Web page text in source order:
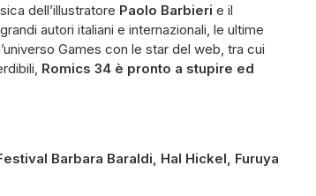
dell’illustratore Paolo Barbieri e il
autori italiani e internazionali, le ultime
Games con le star del web, tra cui
Romics 34 è pronto a stupire ed
Barbara Baraldi, Hal Hickel, Furuya